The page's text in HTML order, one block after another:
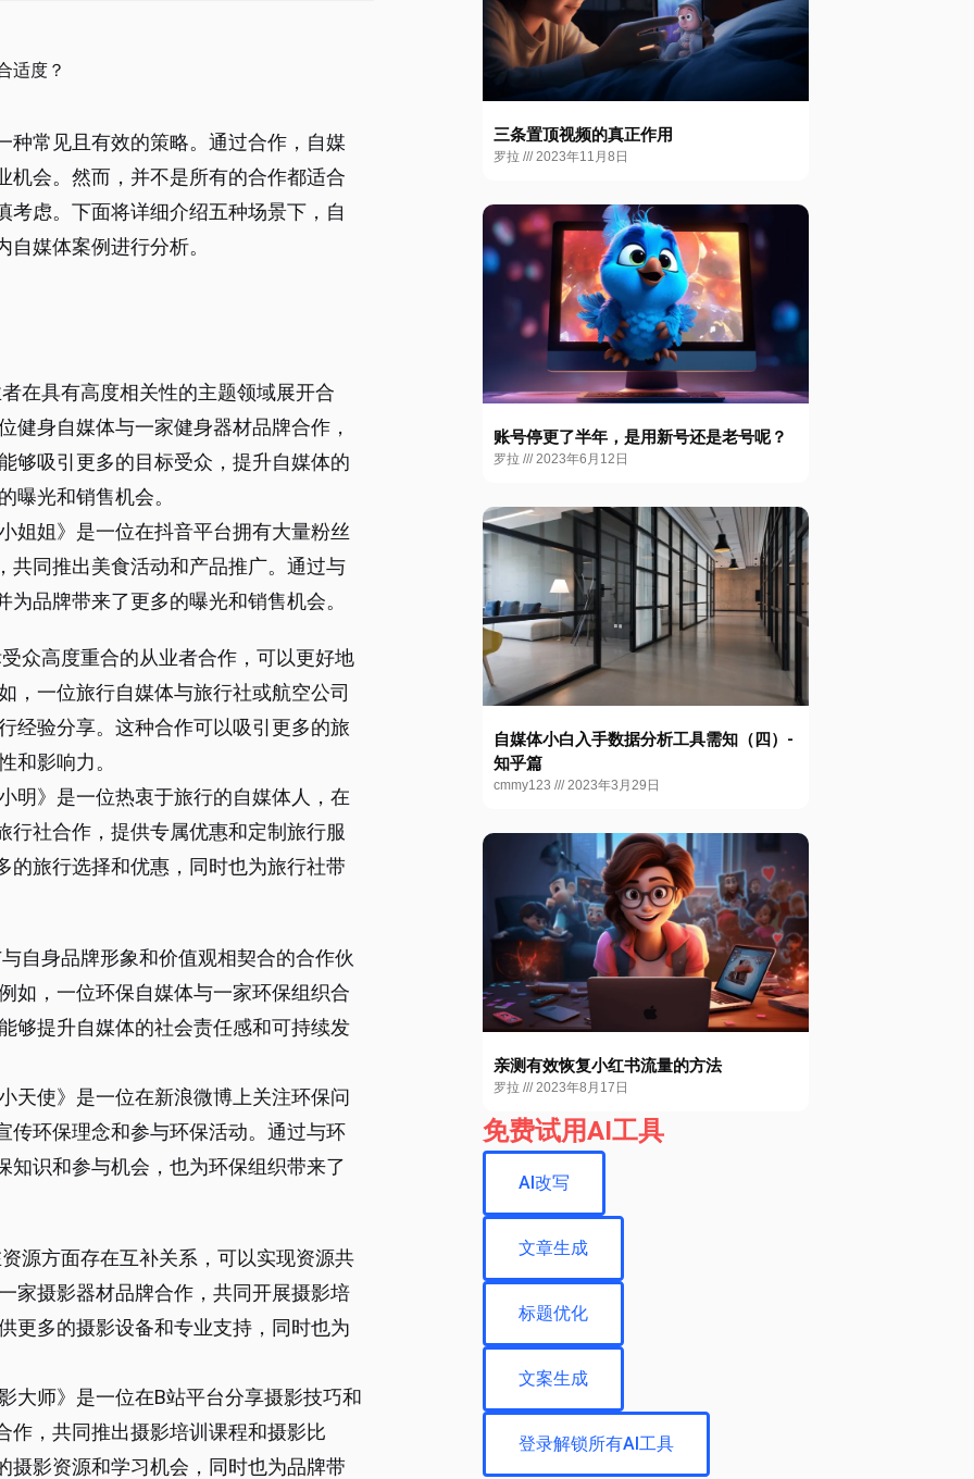
适度？
种常见且有效的策略。通过合作，自媒
机会。然而，并不是所有的合作都适合
虑。下面将详细介绍五种场景下，自
媒体案例进行分析。
在具有高度相关性的主题领域展开合
健身自媒体与一家健身器材品牌合作，
够吸引更多的目标受众，提升自媒体的
曝光和销售机会。
姐姐》是一位在抖音平台拥有大量粉丝
共同推出美食活动和产品推广。通过与
品牌带来了更多的曝光和销售机会。
众高度重合的从业者合作，可以更好地
，一位旅行自媒体与旅行社或航空公司
经验分享。这种合作可以吸引更多的旅
和影响力。
明》是一位热衷于旅行的自媒体人，在
行社合作，提供专属优惠和定制旅行服
的旅行选择和优惠，同时也为旅行社带
自身品牌形象和价值观相契合的合作伙
如，一位环保自媒体与一家环保组织合
够提升自媒体的社会责任感和可持续发
天使》是一位在新浪微博上关注环保问
传环保理念和参与环保活动。通过与环
知识和参与机会，也为环保组织带来了
源方面存在互补关系，可以实现资源共
家摄影器材品牌合作，共同开展摄影培
更多的摄影设备和专业支持，同时也为
大师》是一位在B站平台分享摄影技巧和
作，共同推出摄影培训课程和摄影比
摄影资源和学习机会，同时也为品牌带
三条置顶视频的真正作用
罗拉 2023年11月8日
账号停更了半年，是用新号还是老号呢？
罗拉 2023年6月12日
自媒体小白入手数据分析工具需知（四）-
知乎篇
cmmy123 2023年3月29日
亲测有效恢复小红书流量的方法
罗拉 2023年8月17日
免费试用AI工具
AI改写
文章生成
标题优化
文案生成
登录解锁所有AI工具